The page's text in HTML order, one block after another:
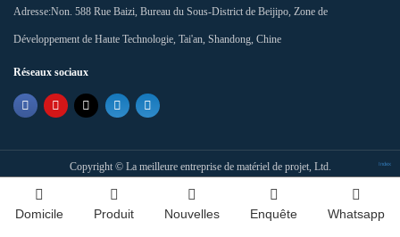
Adresse:Non. 588 Rue Baizi, Bureau du Sous-District de Beijipo, Zone de
Développement de Haute Technologie, Tai'an, Shandong, Chine
Réseaux sociaux
Copyright © La meilleure entreprise de matériel de projet, Ltd. Index
Domicile Produit Nouvelles Enquête Whatsapp